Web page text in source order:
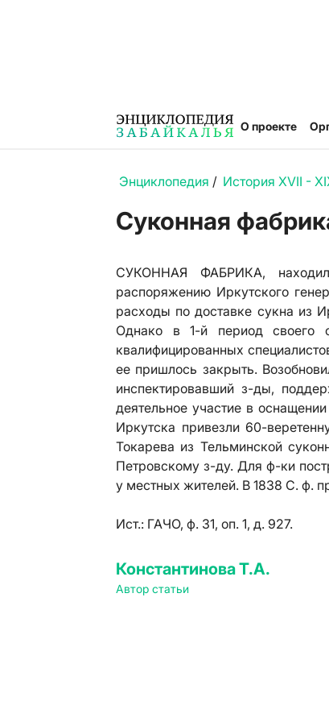
О проекте
Энциклопедия / История XVII -
Суконная
СУКОННАЯ ФАБРИКА,
распоряжению Иркутского
расходы по доставке сукна из
Однако в 1-й период своего
квалифицированных
ее пришлось закрыть.
инспектировавший з-ды,
деятельное участие в
Иркутска привезли 60-
Токарева из Тельминской
Петровскому з-ду. Для ф-ки
у местных жителей. В 1838 С. ф.
Ист.: ГАЧО, ф. 31, оп. 1, д. 927.
Константинова Т.А.
Автор статьи